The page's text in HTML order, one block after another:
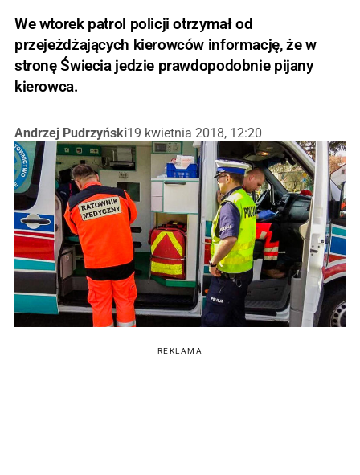
We wtorek patrol policji otrzymał od
przejeżdżających kierowców informację, że w
stronę Świecia jedzie prawdopodobnie pijany
kierowca.
Andrzej Pudrzyński19 kwietnia 2018, 12:20
REKLAMA